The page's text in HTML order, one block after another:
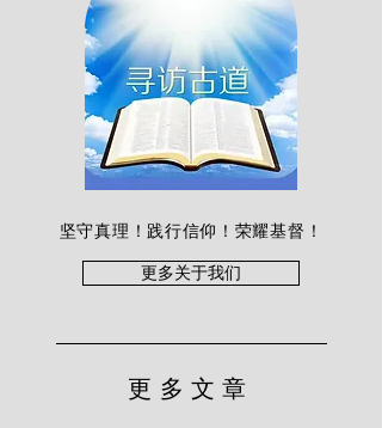
坚守真理！践行信仰！荣耀基督！
更多关于我们
更多文章